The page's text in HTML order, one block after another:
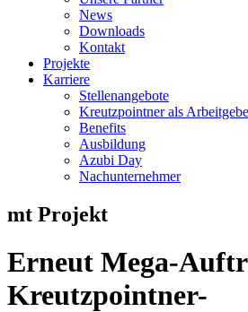
News
Downloads
Kontakt
Projekte
Karriere
Stellenangebote
Kreutzpointner als
Benefits
Ausbildung
Azubi Day
Nachunternehmer
mt Projekt
Erneut Mega-
Kreutzpointner-